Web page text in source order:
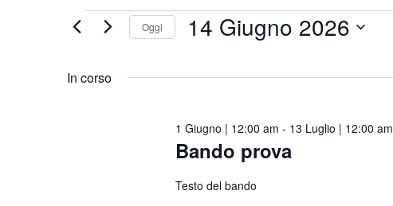
Bandi
14
Oggi 14 Giugno 2026
la
In corso
Bando prova
1 Giugno | 12:00 am - 13 Luglio | 12:00 am
Testo del bando